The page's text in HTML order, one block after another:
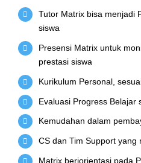
Tutor Matrix bisa menjadi
siswa
Presensi Matrix untuk
prestasi siswa
Kurikulum Personal,
Evaluasi Progress Belajar
Kemudahan dalam
CS dan Tim Support yang
Matrix beriorientasi pada